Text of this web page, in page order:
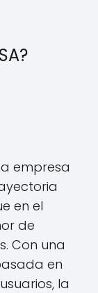
empresa
en el
de
Con una
en
la